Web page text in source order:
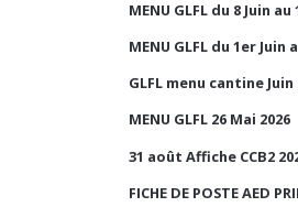
MENU GLFL du 8 Juin au
MENU GLFL du 1er Juin
GLFL menu cantine Juin
MENU GLFL 26 Mai 2026
31 août Affiche CCB2
FICHE DE POSTE AED